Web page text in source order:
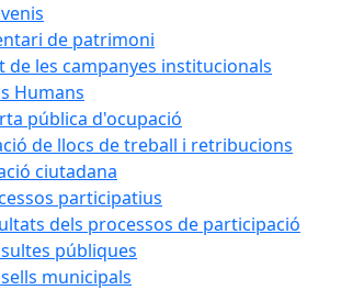
de patrimoni
de les campanyes institucionals
Humans
pública d'ocupació
de llocs de treball i retribucions
ciutadana
participatius
dels processos de participació
públiques
municipals